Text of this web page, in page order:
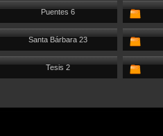
Puentes 6
Santa Bárbara 23
Tesis 2